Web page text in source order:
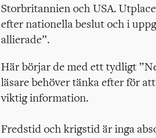
Storbritannien och USA.
efter nationella beslut och i
allierade”.
Här börjar de med ett tydligt
läsare behöver tänka efter för
viktig information.
Fredstid och krigstid är inga